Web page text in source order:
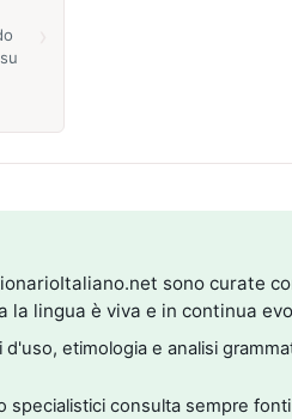
sono curate
la lingua è viva e in continua
d'uso, etimologia e analisi
specialistici consulta sempre